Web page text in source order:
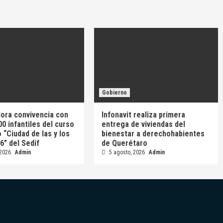
convivencia con
infantiles del curso
“Ciudad de las y los
del Sedif
Admin
Gobierno
Infonavit realiza primera
entrega de viviendas del
bienestar a derechohabientes
de Querétaro
5 agosto, 2026 Admin